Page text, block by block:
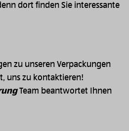
dort finden Sie interessante
zu unseren Verpackungen
uns zu kontaktieren!
Team beantwortet Ihnen